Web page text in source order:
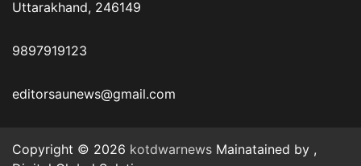
Uttarakhand, 246149
9897919123
editorsaunews@gmail.com
Copyright © 2026 kotdwarnews Mainatained by ,